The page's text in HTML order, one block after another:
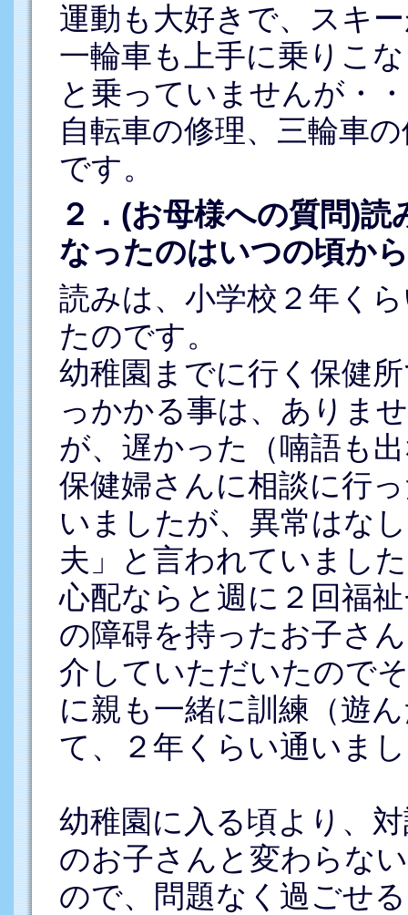
運動も大好きで、スキ
一輪車も上手に乗りこ
と乗っていませんが・
自転車の修理、三輪車
です。
２．(お母様への質問)
なったのはいつの頃か
読みは、小学校２年く
たのです。
幼稚園までに行く保健
っかかる事は、ありま
が、遅かった（喃語も
保健婦さんに相談に行
いましたが、異常はな
夫」と言われていまし
心配ならと週に２回福
の障碍を持ったお子さ
介していただいたので
に親も一緒に訓練（遊
て、２年くらい通いま
幼稚園に入る頃より、
のお子さんと変わらな
ので、問題なく過ごせ